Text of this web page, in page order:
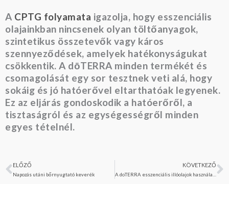
A CPTG folyamata igazolja, hogy esszenciális
olajainkban nincsenek olyan töltőanyagok,
szintetikus összetevők vagy káros
szennyeződések, amelyek hatékonyságukat
csökkentik. A dōTERRA minden termékét és
csomagolását egy sor tesztnek veti alá, hogy
sokáig és jó hatóerővel eltarthatóak legyenek.
Ez az eljárás gondoskodik a hatóerőről, a
tisztaságról és az egységességről minden
egyes tételnél.
Előző
ELŐZŐ
Napozás utáni bőrnyugtató keverék
KÖVETKEZŐ